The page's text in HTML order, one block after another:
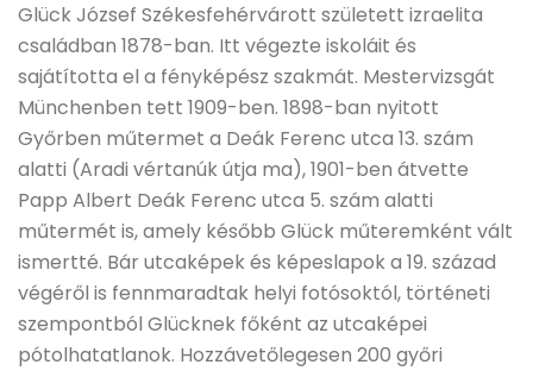
Glück József Székesfehérvárott született izraelita
családban 1878-ban. Itt végezte iskoláit és
sajátította el a fényképész szakmát. Mestervizsgát
Münchenben tett 1909-ben. 1898-ban nyitott
Győrben műtermet a Deák Ferenc utca 13. szám
alatti (Aradi vértanúk útja ma), 1901-ben átvette
Papp Albert Deák Ferenc utca 5. szám alatti
műtermét is, amely később Glück műteremként vált
ismertté. Bár utcaképek és képeslapok a 19. század
végéről is fennmaradtak helyi fotósoktól, történeti
szempontból Glücknek főként az utcaképei
pótolhatatlanok. Hozzávetőlegesen 200 győri